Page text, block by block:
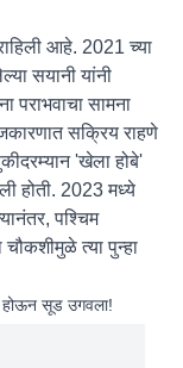
आहे. 2021 च्या
सयानी यांनी
पराभवाचा सामना
सक्रिय राहणे
'खेला होबे'
होती. 2023 मध्ये
पश्चिम
त्या पुन्हा
होऊन सूड उगवला!